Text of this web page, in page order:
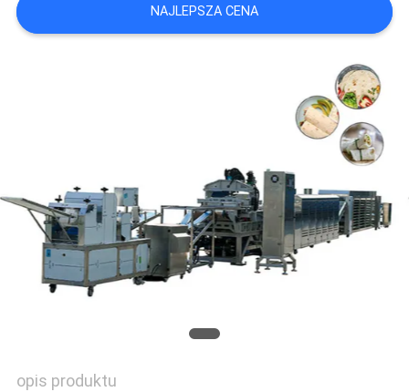
WYCENĘ
POLICY
NAJLEPSZA CENA
opis produktu